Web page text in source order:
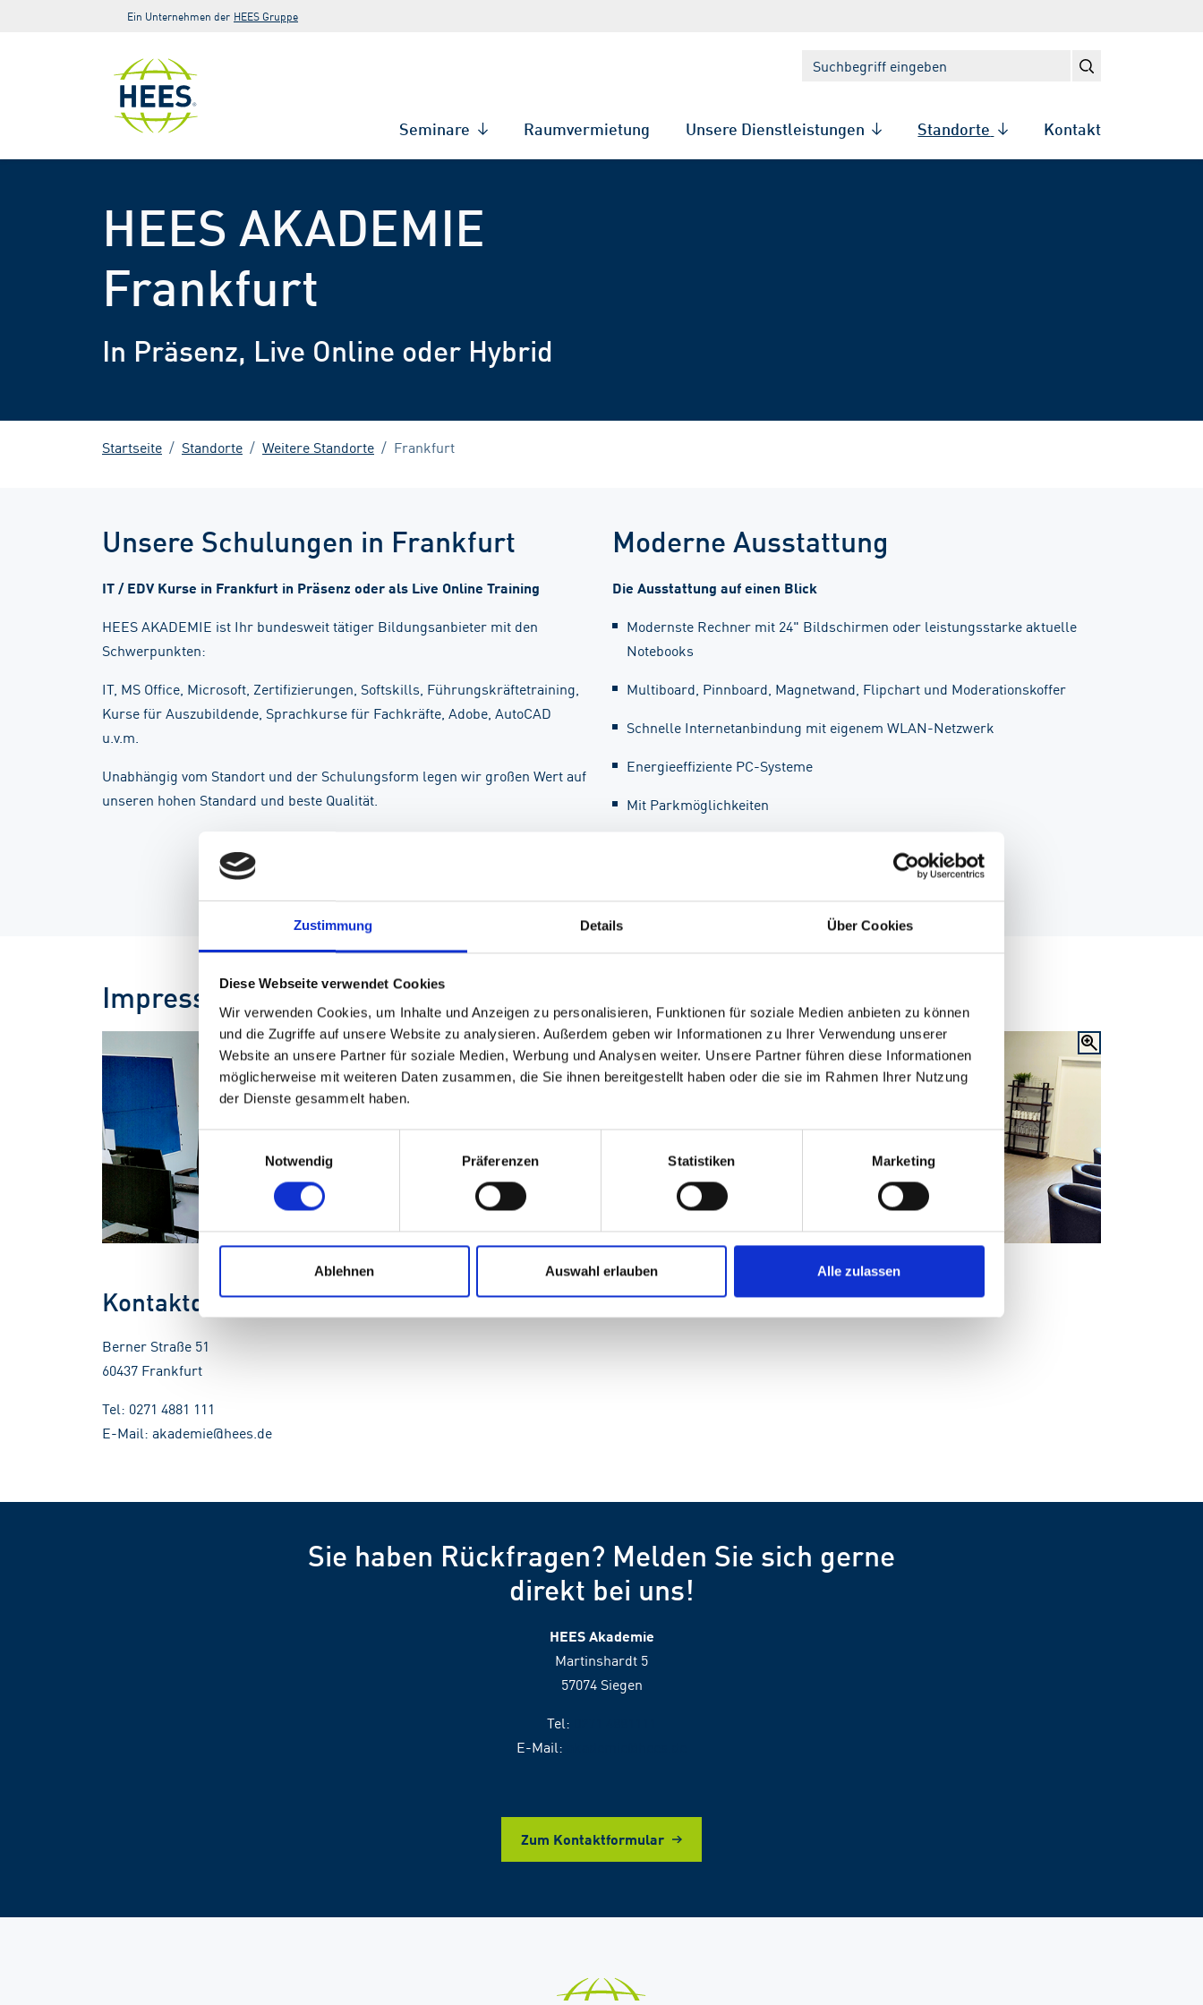
Zustimmung Details Über Cookies
Diese Webseite verwendet Cookies
Wir verwenden Cookies, um Inhalte und Anzeigen zu personalisieren, Funktionen für soziale Medien anbieten zu können
und die Zugriffe auf unsere Website zu analysieren. Außerdem geben wir Informationen zu Ihrer Verwendung unserer
Website an unsere Partner für soziale Medien, Werbung und Analysen weiter. Unsere Partner führen diese Informationen
möglicherweise mit weiteren Daten zusammen, die Sie ihnen bereitgestellt haben oder die sie im Rahmen Ihrer Nutzung
der Dienste gesammelt haben.
Einwilligungsauswahl
Notwendig
Präferenzen Statistiken Marketing
Ablehnen Auswahl erlauben Alle zulassen
Zur Hauptnavigation springen
Zum Hauptinhalt springen
Zur Fußzeile der Seite springen
Ein Unternehmen der HEES Gruppe
Seminare Raumvermietung Unsere Dienstleistungen Standorte Kontakt
HEES AKADEMIE
Frankfurt
In Präsenz, Live Online oder Hybrid
Startseite Standorte Weitere Standorte Frankfurt
Unsere Schulungen in Frankfurt
IT / EDV Kurse in Frankfurt in Präsenz oder als Live Online Training
HEES AKADEMIE ist Ihr bundesweit tätiger Bildungsanbieter mit den
Schwerpunkten:
IT, MS Office, Microsoft, Zertifizierungen, Softskills, Führungskräftetraining,
Kurse für Auszubildende, Sprachkurse für Fachkräfte, Adobe, AutoCAD
u.v.m.
Unabhängig vom Standort und der Schulungsform legen wir großen Wert auf
unseren hohen Standard und beste Qualität.
Moderne Ausstattung
Die Ausstattung auf einen Blick
Modernste Rechner mit 24" Bildschirmen oder leistungsstarke aktuelle
Notebooks
Multiboard, Pinnboard, Magnetwand, Flipchart und Moderationskoffer
Schnelle Internetanbindung mit eigenem WLAN-Netzwerk
Energieeffiziente PC-Systeme
Mit Parkmöglichkeiten
Impressionen
Kontaktdaten
Berner Straße 51
60437 Frankfurt
Tel: 0271 4881 111
E-Mail: akademie@hees.de
Sie haben Rückfragen? Melden Sie sich gerne
direkt bei uns!
HEES Akademie
Martinshardt 5
57074 Siegen
Tel:
E-Mail:
Zum Kontaktformular